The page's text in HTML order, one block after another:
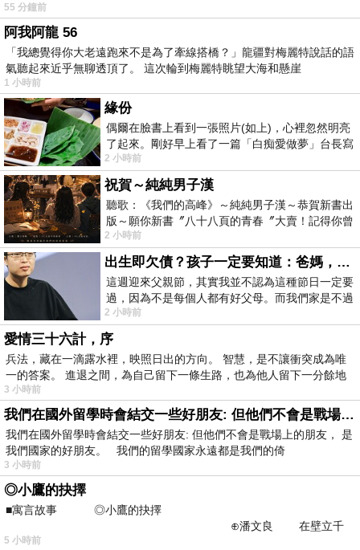
https
55 分鐘前
阿我阿龍 56
「我總覺得你大老遠跑來不是為了牽線搭橋？」龍疆對梅麗特說話的語
氣聽起來近乎無聊透頂了。 這次輪到梅麗特眺望大海和懸崖
1 小時前
緣份
偶爾在臉書上看到一張照片(如上)，心裡忽然明亮
了起來。剛好早上看了一篇「白痴愛做夢」台長寫
的貼文，在回顧年輕時瘋狂愛上
2 小時前
祝賀～純純男子漢
聽歌：《我們的高峰》～純純男子漢～恭賀新書出
版～願你新書〞八十八頁的青春〞大賣！記得你曾
經在我的版留言…「好讚的圖^^感覺大家
2 小時前
出生即欠債？孩子一定要知道：爸媽，其實我不欠你們
這週迎來父親節，其實我並不認為這種節日一定要
過，因為不是每個人都有好父母。而我們家是不過
節的，平時也沒什麼儀式感，生活趨近冷
2 小時前
愛情三十六計，序
兵法，藏在一滴露水裡，映照日出的方向。 智慧，是不讓衝突成為唯
一的答案。 進退之間，為自己留下一條生路，也為他人留下一分餘地
3 小時前
我們在國外留學時會結交一些好朋友: 但他們不會是戰場上的朋友
我們在國外留學時會結交一些好朋友: 但他們不會是戰場上的朋友， 是
我們國家的好朋友。 我們的留學國家永遠都是我們的倚
3 小時前
◎小鷹的抉擇
■寓言故事 ◎小鷹的抉擇
⊕潘文良 在壁立千
仞的懸崖上，有一座遮天蔽
5 小時前